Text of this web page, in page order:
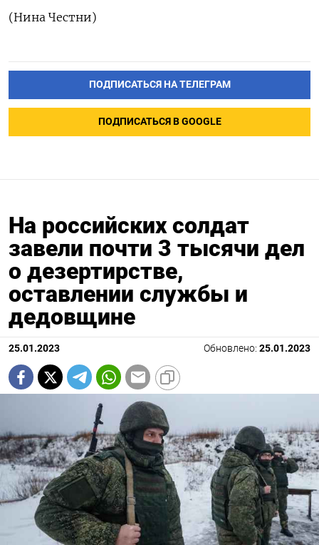
(Нина Честни)
ПОДПИСАТЬСЯ НА ТЕЛЕГРАМ
ПОДПИСАТЬСЯ В GOOGLE
На российских солдат
завели почти 3 тысячи дел
о дезертирстве,
оставлении службы и
дедовщине
25.01.2023 Обновлено: 25.01.2023